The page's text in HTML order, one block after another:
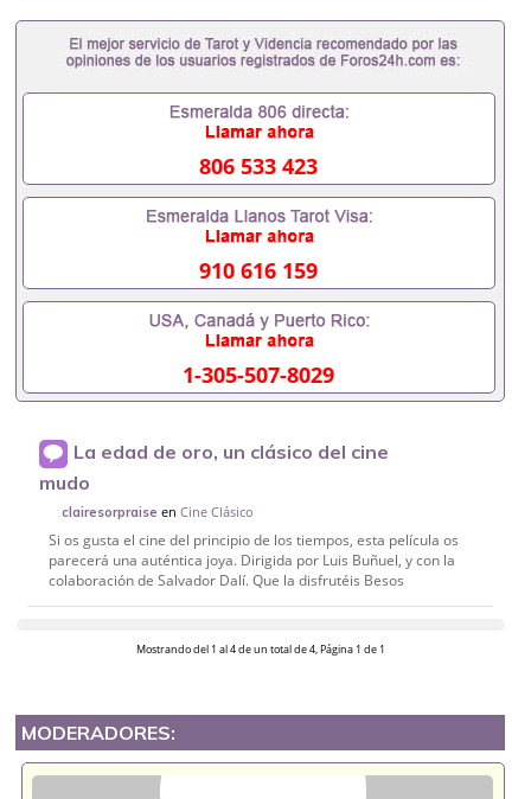
806 533 423
910 616 159
1-305-507-8029
La edad de oro, un clásico del cine
mudo
clairesorpraise enCine Clásico
Si os gusta el cine del principio de los tiempos, esta película os
parecerá una auténtica joya. Dirigida por Luis Buñuel, y con la
colaboración de Salvador Dalí. Que la disfrutéis Besos
Mostrando del 1 al 4 de un total de 4, Página 1 de 1
MODERADORES: